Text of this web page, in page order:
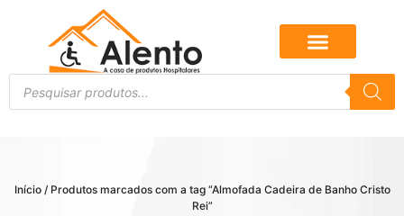
Início/ Produtos marcados com a tag “Almofada Cadeira de Banho Cristo
Rei”